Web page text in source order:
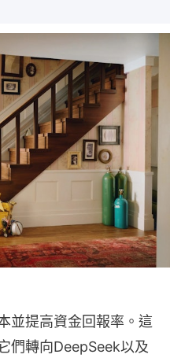
並提高資金回報率。這
們轉向DeepSeek以及